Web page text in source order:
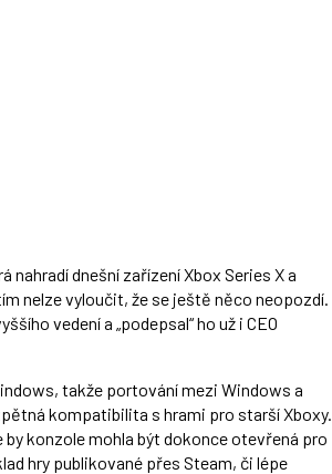
nahradí dnešní zařízení Xbox Series X a
nelze vyloučit, že se ještě něco neopozdí.
vedení a „podepsal“ ho už i CEO
takže portování mezi Windows a
kompatibilita s hrami pro starší Xboxy.
konzole mohla být dokonce otevřená pro
hry publikované přes Steam, či lépe